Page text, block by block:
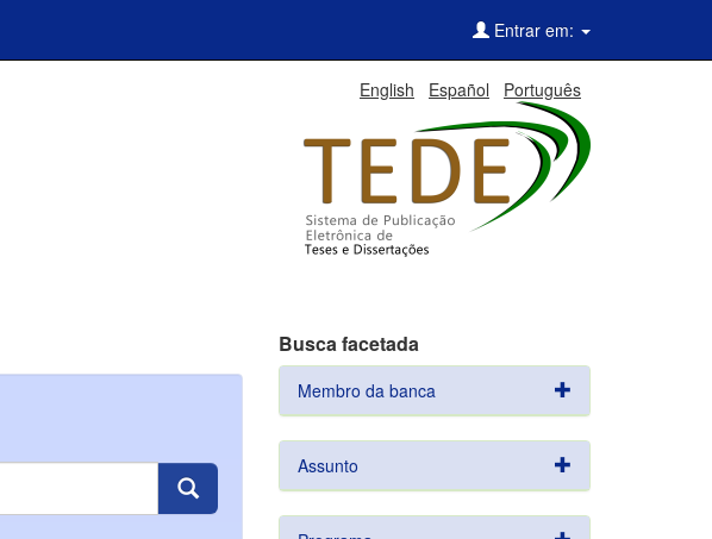
Entrar em:
English Español Português
Busca facetada
Membro da banca
Assunto